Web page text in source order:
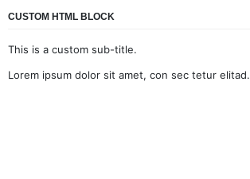
CUSTOM HTML BLOCK
This is a custom sub-title.
Lorem ipsum dolor sit amet, con sec tetur elitad.